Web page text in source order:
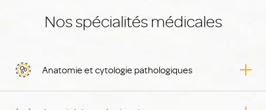
Nos spécialités médicales
Anatomie et cytologie pathologiques